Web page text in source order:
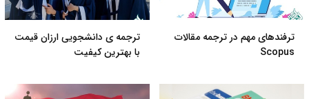
ترفندهای مهم در ترجمه مقالات
Scopus
ترجمه ی دانشجویی ارزان قیمت
با بهترین کیفیت